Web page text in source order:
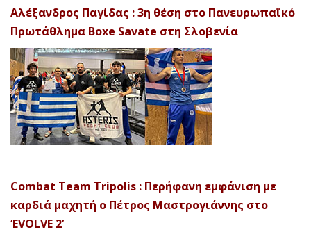
Αλέξανδρος Παγίδας : 3η θέση στο Πανευρωπαϊκό
Πρωτάθλημα Boxe Savate στη Σλοβενία
Combat Team Tripolis : Περήφανη εμφάνιση με
καρδιά μαχητή ο Πέτρος Μαστρογιάννης στο
‘EVOLVE 2’